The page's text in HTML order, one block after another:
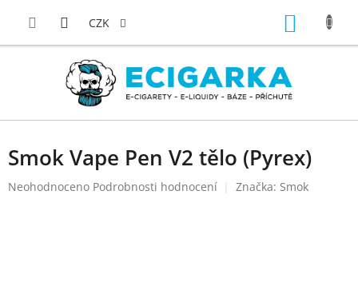
CZK
Smok Vape Pen V2 tělo (Pyrex)
Průměrné
Neohodnoceno Podrobnosti hodnocení Značka: Smok